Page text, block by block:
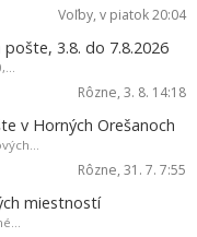
Voľby, v piatok 20:04
3.8. do 7.8.2026
Rôzne, 3. 8. 14:18
v Horných Orešanoch
Rôzne, 31. 7. 7:55
miestností